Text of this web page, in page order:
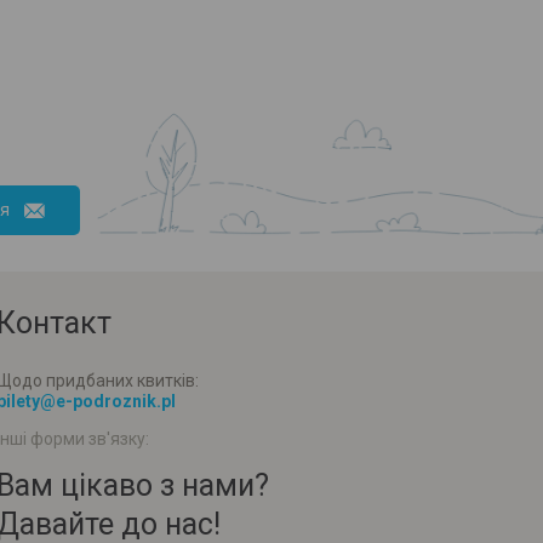
придбаних квитків:
podroznik.pl
форми зв'язку:
цікаво з нами?
до нас!